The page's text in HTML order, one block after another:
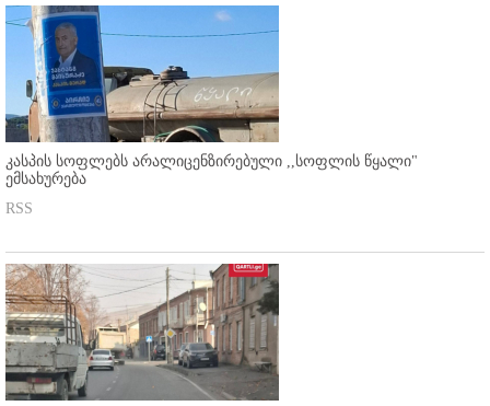
კასპის სოფლებს არალიცენზირებული ,,სოფლის წყალი"
ემსახურება
RSS